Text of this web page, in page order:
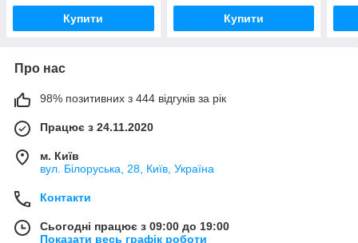
Купити Купити
Про нас
98% позитивних з 444 відгуків за рік
Працює з 24.11.2020
м. Київ
вул. Білоруська, 28, Київ, Україна
Контакти
Сьогодні працює з 09:00 до 19:00
Показати весь графік роботи